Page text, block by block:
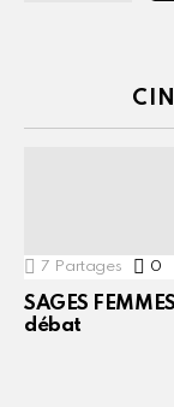
7 Partages 0
SAGES
débat